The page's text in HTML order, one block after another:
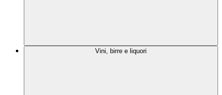
Vini, birre e liquori